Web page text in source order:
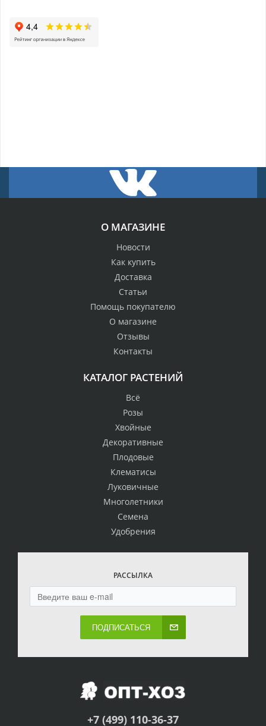
О МАГАЗИНЕ
Новости
Как купить
Доставка
Статьи
Помощь покупателю
О магазине
Отзывы
Контакты
КАТАЛОГ РАСТЕНИЙ
Всё
Розы
Хвойные
Декоративные
Плодовые
Клематисы
Луковичные
Многолетники
Семена
Удобрения
РАССЫЛКА
ПОДПИСАТЬСЯ
+7 (499) 110-36-37